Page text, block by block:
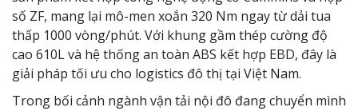
số ZF, mang lại mô-men xoắn 320 Nm ngay từ dải tua
thấp 1000 vòng/phút. Với khung gầm thép cường độ
cao 610L và hệ thống an toàn ABS kết hợp EBD, đây là
giải pháp tối ưu cho logistics đô thị tại Việt Nam.
Trong bối cảnh ngành vận tải nội đô đang chuyển mình